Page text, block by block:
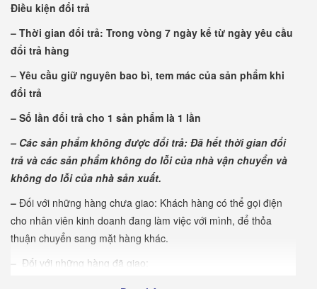
Điều kiện đổi trả
– Thời gian đổi trả: Trong vòng 7 ngày kể từ ngày yêu cầu
đổi trả hàng
– Yêu cầu giữ nguyên bao bì, tem mác của sản phẩm khi
đổi trả
– Số lần đổi trả cho 1 sản phẩm là 1 lần
– Các sản phẩm không được đổi trả: Đã hết thời gian đổi
trả và các sản phẩm không do lỗi của nhà vận chuyển và
không do lỗi của nhà sản xuất.
– Đối với những hàng chưa giao: Khách hàng có thể gọi điện
cho nhân viên kinh doanh đang làm việc với mình, để thỏa
thuận chuyển sang mặt hàng khác.
Đối với những hàng đã giao: